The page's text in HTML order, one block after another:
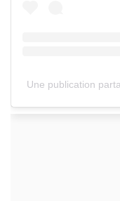
Une publication